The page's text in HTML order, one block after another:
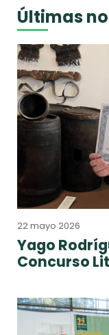
Últimas
22 mayo 2026
Yago
Concurso